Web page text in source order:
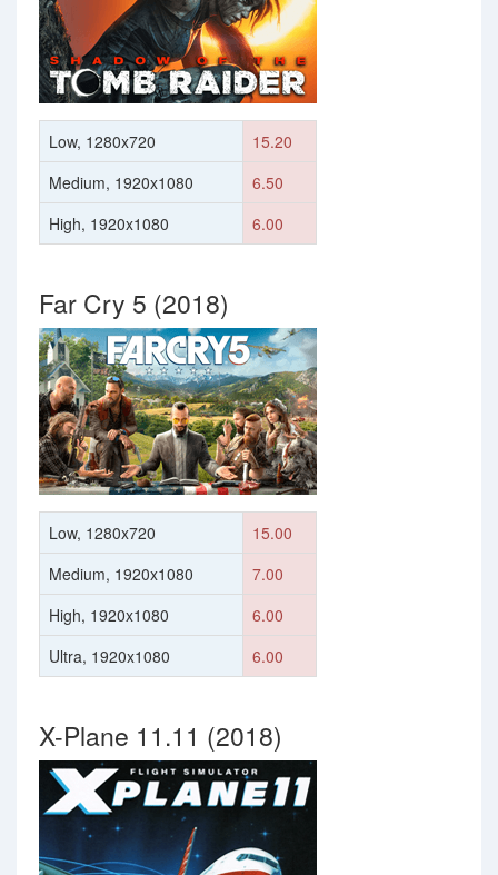
Low, 1280x720
15.20
Medium, 1920x1080
6.50
High, 1920x1080
6.00
Far Cry 5 (2018)
Low, 1280x720
15.00
Medium, 1920x1080
7.00
High, 1920x1080
6.00
Ultra, 1920x1080
6.00
X-Plane 11.11 (2018)